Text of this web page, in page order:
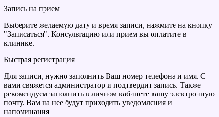
Запись на прием
Выберите желаемую дату и время записи, нажмите на кнопку
"Записаться". Консультацию или прием вы оплатите в
клинике.
Быстрая регистрация
Для записи, нужно заполнить Ваш номер телефона и имя. С
вами свяжется администратор и подтвердит запись. Также
рекомендуем заполнить в личном кабинете вашу электронную
почту. Вам на нее будут приходить уведомления и
напоминания